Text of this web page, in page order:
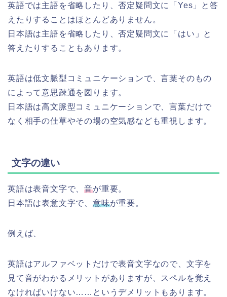
英語では主語を省略したり、否定疑問文に「Yes」と答
えたりすることはほとんどありません。
日本語は主語を省略したり、否定疑問文に「はい」と
答えたりすることもあります。
英語は低文脈型コミュニケーションで、言葉そのもの
によって意思疎通を図ります。
日本語は高文脈型コミュニケーションで、言葉だけで
なく相手の仕草やその場の空気感なども重視します。
文字の違い
英語は表音文字で、音が重要。
日本語は表意文字で、 意味が重要。
例えば、
英語はアルファベットだけで表音文字なので、文字を
見て音がわかるメリットがありますが、スペルを覚え
なければいけない……というデメリットもあります。